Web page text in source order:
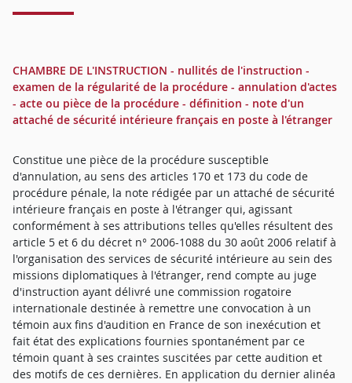
CHAMBRE DE L'INSTRUCTION - nullités de l'instruction -
examen de la régularité de la procédure - annulation d'actes
- acte ou pièce de la procédure - définition - note d'un
attaché de sécurité intérieure français en poste à l'étranger
Constitue une pièce de la procédure susceptible
d'annulation, au sens des articles 170 et 173 du code de
procédure pénale, la note rédigée par un attaché de sécurité
intérieure français en poste à l'étranger qui, agissant
conformément à ses attributions telles qu'elles résultent des
article 5 et 6 du décret n° 2006-1088 du 30 août 2006 relatif à
l'organisation des services de sécurité intérieure au sein des
missions diplomatiques à l'étranger, rend compte au juge
d'instruction ayant délivré une commission rogatoire
internationale destinée à remettre une convocation à un
témoin aux fins d'audition en France de son inexécution et
fait état des explications fournies spontanément par ce
témoin quant à ses craintes suscitées par cette audition et
des motifs de ces dernières. En application du dernier alinéa